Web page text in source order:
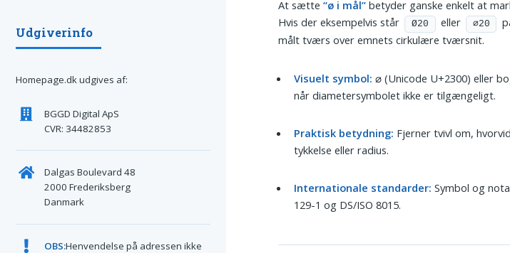
At sætte“ø i mål” betyder ganske enkelt at
Hvis der eksempelvis står
Ø20 eller ⌀20
målt tværs over emnets cirkulære tværsnit.
Visuelt symbol: ⌀ (Unicode U+2300) eller
når diametersymbolet ikke er tilgængeligt.
Praktisk betydning: Fjerner tvivl om,
tykkelse eller radius.
Internationale standarder: Symbol og
129-1 og DS/ISO 8015.
Udgiverinfo
Homepage.dk udgives af:
BGGD Digital ApS
CVR: 34482853
Dalgas Boulevard 48
2000 Frederiksberg
Danmark
OBS:Henvendelse på adressen ikke